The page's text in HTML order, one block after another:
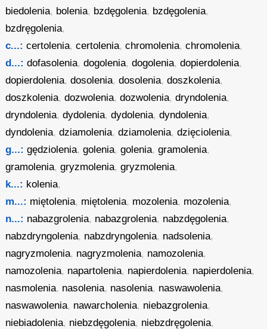
biedolenia, bolenia, bzdęgolenia, bzdęgolenia,
bzdręgolenia,
c...: certolenia,certolenia,chromolenia,chromolenia,
d...: dofasolenia,dogolenia,dogolenia,dopierdolenia,
dopierdolenia,dosolenia,dosolenia,doszkolenia,
doszkolenia,dozwolenia,dozwolenia,dryndolenia,
dryndolenia,dydolenia,dydolenia,dyndolenia,
dyndolenia,dziamolenia,dziamolenia,dzięciolenia,
g...: gędziolenia,golenia,golenia,gramolenia,
gramolenia,gryzmolenia,gryzmolenia,
k...: kolenia,
m...: miętolenia, miętolenia, mozolenia, mozolenia,
n...: nabazgrolenia, nabazgrolenia, nabzdęgolenia,
nabzdryngolenia, nabzdryngolenia, nadsolenia,
nagryzmolenia, nagryzmolenia, namozolenia,
namozolenia, napartolenia, napierdolenia, napierdolenia,
nasmolenia, nasolenia, nasolenia, naswawolenia,
naswawolenia, nawarcholenia, niebazgrolenia,
niebiadolenia, niebzdęgolenia, niebzdręgolenia,